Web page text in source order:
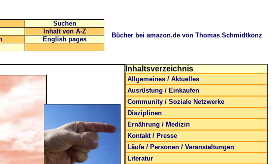
Suchen
Inhalt von A-Z
English pages
Bücher bei amazon.de von Thomas Schmidtkonz
Inhaltsverzeichnis
Allgemeines / Aktuelles
Ausrüstung / Einkaufen
Community / Soziale Netzwerke
Disziplinen
Ernährung / Medizin
Kontakt / Presse
Läufe / Personen / Veranstaltungen
Literatur